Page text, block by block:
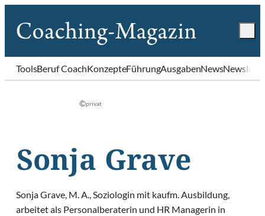
ToolsBeruf CoachKonzepteFührungAusgabenNews
©privat
Sonja Grave
Sonja Grave, M. A., Soziologin mit kaufm. Ausbildung,
arbeitet als Personalberaterin und HR Managerin in